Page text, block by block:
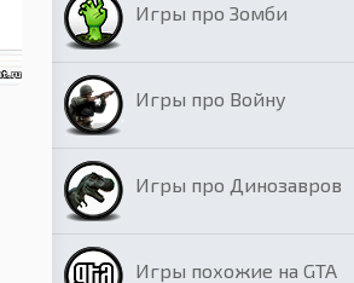
Игры про Зомби
Игры про Войну
Игры про Динозавров
Игры похожие на GTA